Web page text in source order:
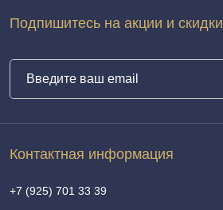
Контактная информация
+7 (925) 701 33 39
Подпишитесь на акции и скидки